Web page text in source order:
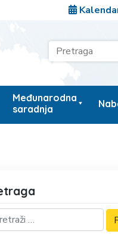
Međunarodna
saradnja